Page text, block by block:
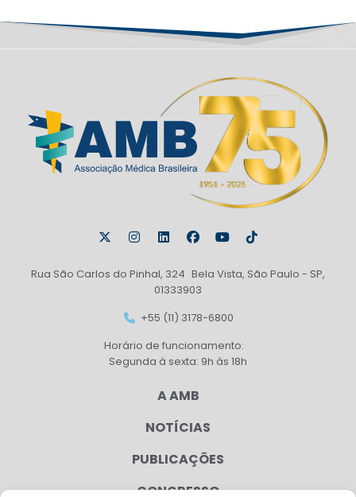
Rua São Carlos do Pinhal, 324 Bela Vista, São Paulo - SP,
01333903
+55 (11) 3178-6800
Horário de funcionamento:
Segunda à sexta: 9h às 18h
A AMB
NOTÍCIAS
PUBLICAÇÕES
CONGRESSO